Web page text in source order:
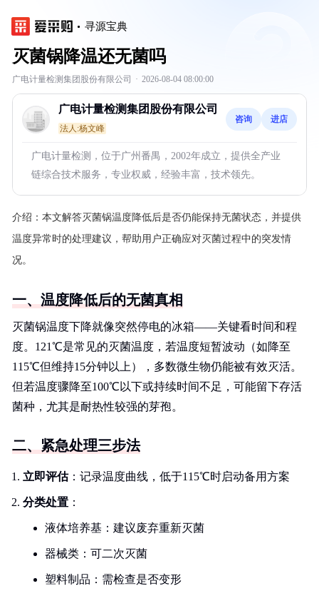
寻源宝典
灭菌锅降温还无菌吗
广电计量检测集团股份有限公司 · 2026-08-04 08:00:00
广电计量检测集团股份有限公司
法人:杨文峰
咨询 进店
广电计量检测，位于广州番禺，2002年成立，提供全产业
链综合技术服务，专业权威，经验丰富，技术领先。
介绍： 本文解答灭菌锅温度降低后是否仍能保持无菌状态，并提供
温度异常时的处理建议，帮助用户正确应对灭菌过程中的突发情
况。
一、温度降低后的无菌真相
灭菌锅温度下降就像突然停电的冰箱——关键看时间和程
度。121℃是常见的灭菌温度，若温度短暂波动（如降至
115℃但维持15分钟以上），多数微生物仍能被有效灭活。
但若温度骤降至100℃以下或持续时间不足，可能留下存活
菌种，尤其是耐热性较强的芽孢。
二、紧急处理三步法
立即评估：记录温度曲线，低于115℃时启动备用方案
分类处置 ：
液体培养基：建议废弃重新灭菌
器械类：可二次灭菌
塑料制品：需检查是否变形